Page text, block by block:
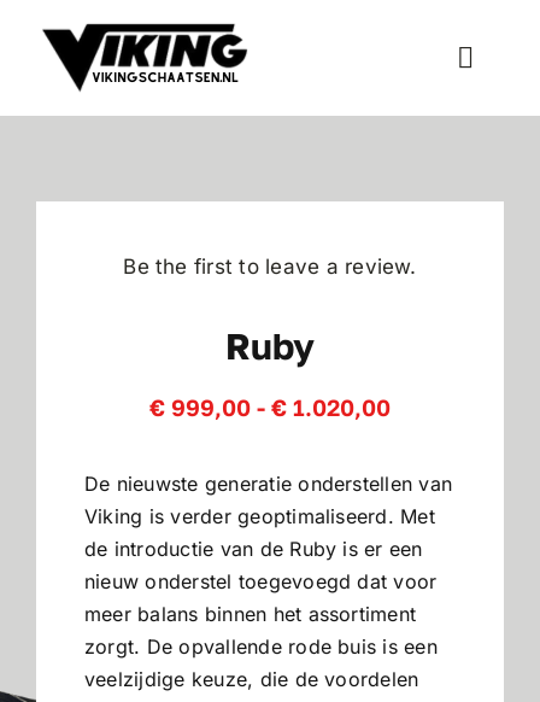
Toggle
Onderhoud
Be the first to leave a review.
Ruby
€ 999,00 - € 1.020,00Prijsklasse:
€ 1.020,00
De nieuwste generatie onderstellen van
Viking is verder geoptimaliseerd. Met
de introductie van de Ruby is er een
nieuw onderstel toegevoegd dat voor
meer balans binnen het assortiment
zorgt. De opvallende rode buis is een
veelzijdige keuze, die de voordelen